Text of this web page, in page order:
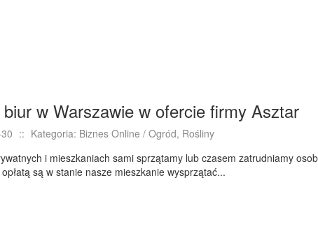
w Warszawie w ofercie firmy Asztar
:: Kategoria: Biznes Online / Ogród, Rośliny
i mieszkaniach sami sprzątamy lub czasem zatrudniamy
są w stanie nasze mieszkanie wysprzątać...